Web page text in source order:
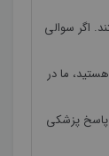
اگر سوالی
ما در
پاسخ پزشکی